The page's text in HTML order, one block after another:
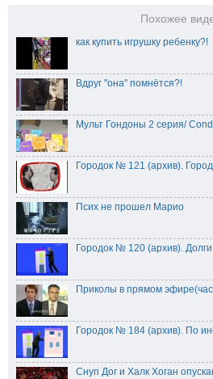
Похожее
как купить игрушку ребенку?!
Вдруг "она" помнётся?!
Мульт Гондоны 2 серия/
Городок № 121 (архив).
Псих не прошел Марио
Городок № 120 (архив).
Приколы в прямом
Городок № 184 (архив). По
Снуп Дог и Халк Хоган